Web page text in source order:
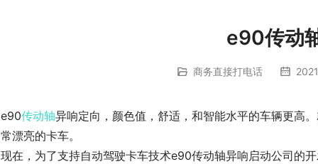
e90传动
商务直接打电话
e90传动轴异响定向，颜色值，舒适，和智能水平的车辆更高
常漂亮的卡车。
现在，为了支持自动驾驶卡车技术e90传动轴异响启动公司的